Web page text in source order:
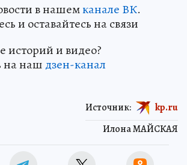
в нашемканале ВК.
и оставайтесь на связи
историй и видео?
на наш дзен-канал
Илона МАЙСКАЯ
Источник: kp.ru